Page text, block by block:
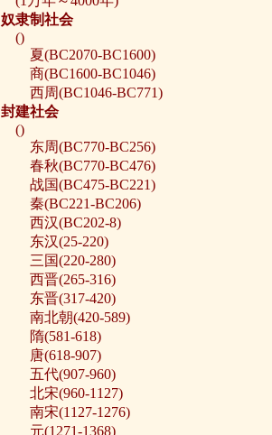
奴隶制社会
()
夏(BC2070-BC1600)
商(BC1600-BC1046)
西周(BC1046-BC771)
封建社会
()
东周(BC770-BC256)
春秋(BC770-BC476)
战国(BC475-BC221)
秦(BC221-BC206)
西汉(BC202-8)
东汉(25-220)
三国(220-280)
西晋(265-316)
东晋(317-420)
南北朝(420-589)
隋(581-618)
唐(618-907)
五代(907-960)
北宋(960-1127)
南宋(1127-1276)
元(1271-1368)